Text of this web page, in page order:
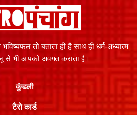
तो बताता ही है साथ ही धर्म-अध्यात्म
से भी आपको अवगत कराता है।
कुंडली
टैरो कार्ड